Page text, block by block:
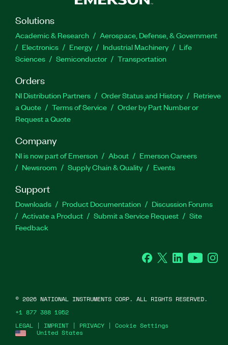
Solutions
Academic & Research
Aerospace, Defense, & Government
Electronics
Energy Industrial Machinery
Life
Sciences
Semiconductor Transportation
Orders
NI Distribution Partners Order Status and History
Retrieve
a Quote
Terms of Service
Order by Part Number or
Request a Quote
Company
NI is now part of Emerson About
Emerson Careers
Newsroom
Supply Chain & Quality Events
Support
Downloads Product Documentation
Discussion Forums
Activate a Product
Submit a Service Request
Site
Feedback
Facebook
Twitter LinkedInYouTube
United States
LEGAL | IMPRINT | PRIVACY | Cookie Settings
© 2026 NATIONAL INSTRUMENTS CORP. ALL RIGHTS RESERVED.
+1 877 388 1952